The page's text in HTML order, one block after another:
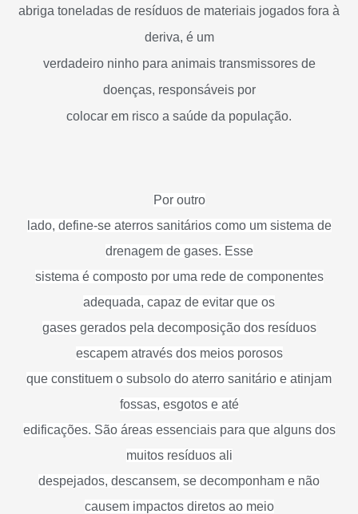
abriga toneladas de resíduos de materiais jogados fora à
deriva, é um
verdadeiro ninho para animais transmissores de
doenças, responsáveis por
colocar em risco a saúde da população.
Por outro
lado, define-se aterros sanitários como um sistema de
drenagem de gases. Esse
sistema é composto por uma rede de componentes
adequada, capaz de evitar que os
gases gerados pela decomposição dos resíduos
escapem através dos meios porosos
que constituem o subsolo do aterro sanitário e atinjam
fossas, esgotos e até
edificações. São áreas essenciais para que alguns dos
muitos resíduos ali
despejados, descansem, se decomponham e não
causem impactos diretos ao meio